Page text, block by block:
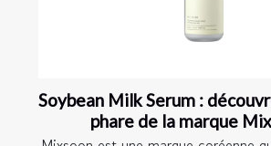
Soybean Milk Serum :
phare de la marque